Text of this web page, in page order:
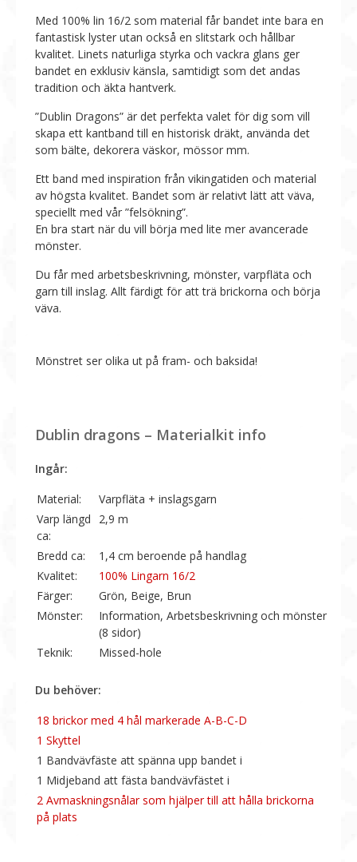
Med 100% lin 16/2 som material får bandet inte bara en
fantastisk lyster utan också en slitstark och hållbar
kvalitet. Linets naturliga styrka och vackra glans ger
bandet en exklusiv känsla, samtidigt som det andas
tradition och äkta hantverk.
”Dublin Dragons” är det perfekta valet för dig som vill
skapa ett kantband till en historisk dräkt, använda det
som bälte, dekorera väskor, mössor mm.
Ett band med inspiration från vikingatiden och material
av högsta kvalitet. Bandet som är relativt lätt att väva,
speciellt med vår ”felsökning”.
En bra start när du vill börja med lite mer avancerade
mönster.
Du får med arbetsbeskrivning, mönster, varpfläta och
garn till inslag. Allt färdigt för att trä brickorna och börja
väva.
Mönstret ser olika ut på fram- och baksida!
Dublin dragons – Materialkit info
Ingår:
Material:
Varpfläta + inslagsgarn
Varp längd
ca:
2,9 m
Bredd ca:
1,4 cm beroende på handlag
Kvalitet:
100% Lingarn 16/2
Färger:
Grön, Beige, Brun
Mönster:
Information, Arbetsbeskrivning och mönster
(8 sidor)
Teknik:
Missed-hole
Du behöver:
18 brickor med 4 hål markerade A-B-C-D
1 Skyttel
1 Bandvävfäste att spänna upp bandet i
1 Midjeband att fästa bandvävfästet i
2 Avmaskningsnålar som hjälper till att hålla brickorna
på plats